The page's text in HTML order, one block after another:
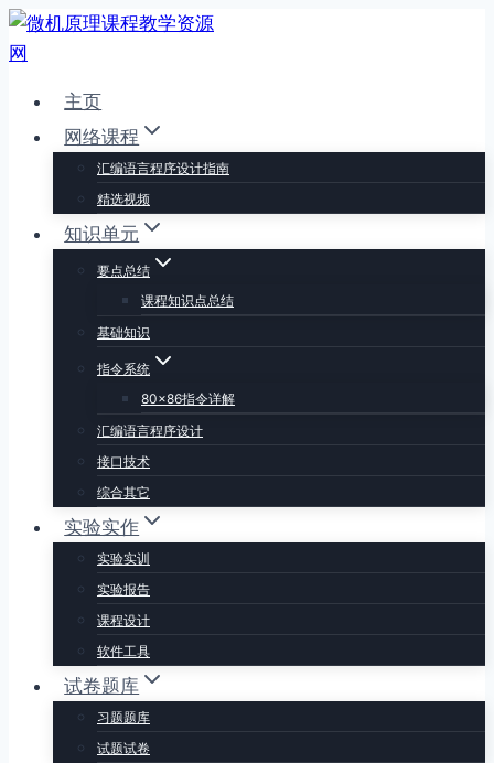
跳
到
主页
网络课程
汇编语言程序设计指南
精选视频
知识单元
要点总结
课程知识点总结
基础知识
指令系统
80×86指令详解
汇编语言程序设计
接口技术
综合其它
实验实作
实验实训
实验报告
课程设计
软件工具
试卷题库
习题题库
试题试卷